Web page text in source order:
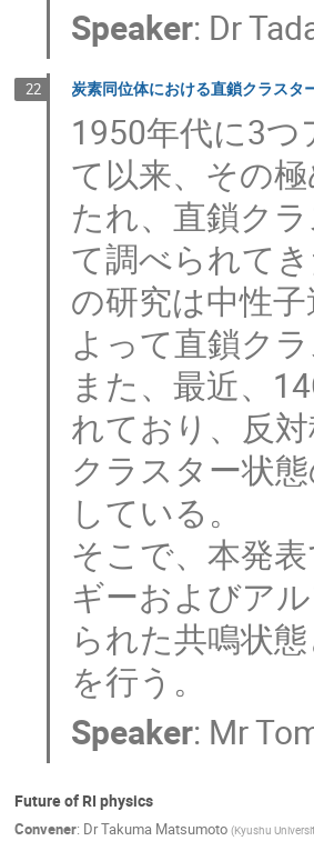
Speaker: Dr
22 炭素同位体における直鎖クラスタ
1950年代に3
て以来、その
たれ、直鎖ク
て調べられて
の研究は中性
よって直鎖ク
また、最近、
れており、反
クラスター状
している。
そこで、本発
ギーおよびア
られた共鳴状
を行う。
Speaker: Mr
Future of RI physics
Convener: DrTakuma Matsumoto (Kyushu